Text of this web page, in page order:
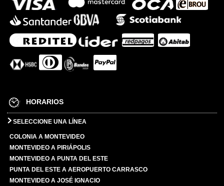
HORARIOS
SELECCIONE UNA LÍNEA
COLONIA A MONTEVIDEO
MONTEVIDEO A PIRIÁPOLIS
MONTEVIDEO A PUNTA DEL ESTE
PUNTA DEL ESTE A AEROPUERTO CARRASCO
MONTEVIDEO A JOSÉ IGNACIO